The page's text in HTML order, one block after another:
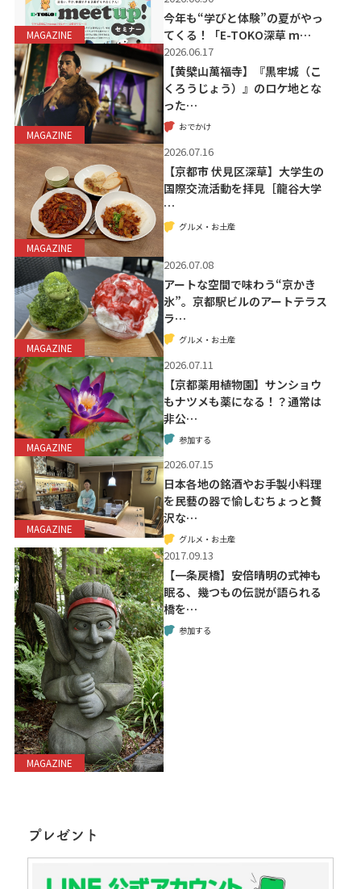
MAGAZINE
今年も“学びと体験”の夏がやっ
てくる！「E-TOKO深草 m…
MAGAZINE
2026.06.17
【黄檗山萬福寺】『黒牢城（こ
くろうじょう）』のロケ地とな
った…
おでかけ
MAGAZINE
2026.07.16
【京都市 伏見区深草】大学生の
国際交流活動を拝見［龍谷大学
…
グルメ・お土産
MAGAZINE
2026.07.08
アートな空間で味わう“京かき
氷”。京都駅ビルのアートテラス
ラ…
グルメ・お土産
MAGAZINE
2026.07.11
【京都薬用植物園】サンショウ
もナツメも薬になる！？通常は
非公…
参加する
MAGAZINE
2026.07.15
日本各地の銘酒やお手製小料理
を民藝の器で愉しむちょっと贅
沢な…
グルメ・お土産
MAGAZINE
2017.09.13
【一条戻橋】安倍晴明の式神も
眠る、幾つもの伝説が語られる
橋を…
参加する
プレゼント